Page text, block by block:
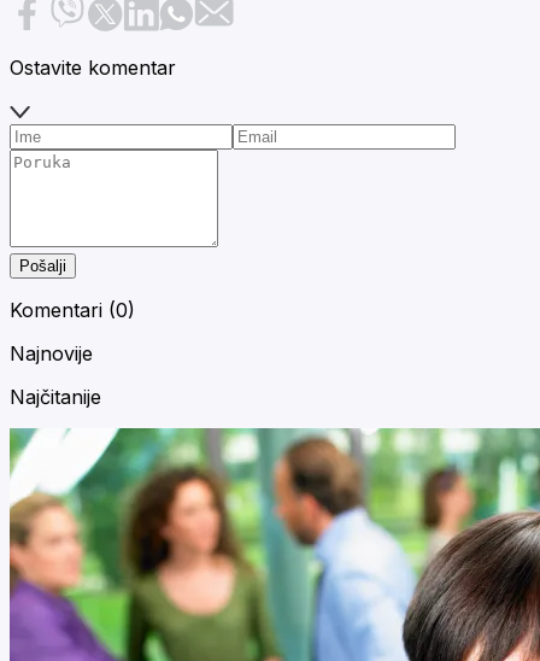
Ostavite komentar
Pošalji
Komentari (0)
Najnovije
Najčitanije